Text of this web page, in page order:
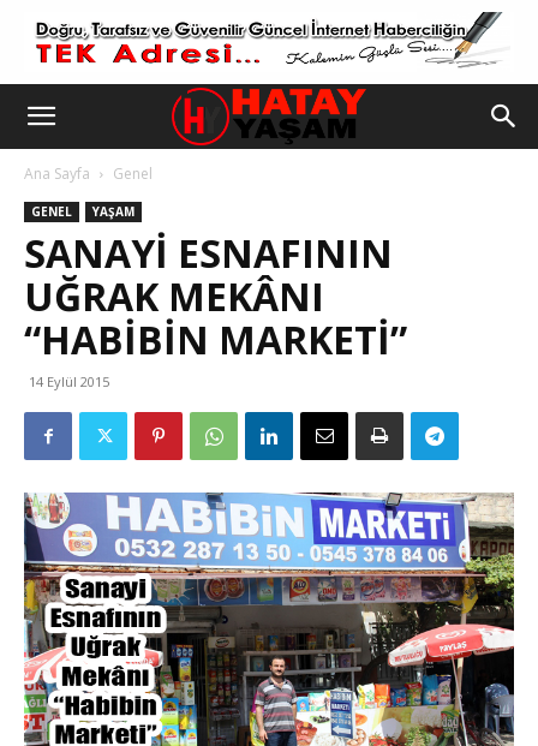
Ana Sayfa Genel
GENEL YAŞAM
SANAYI ESNAFININ
UĞRAK MEKÂNI
“HABIBIN MARKETI”
14 Eylül 2015